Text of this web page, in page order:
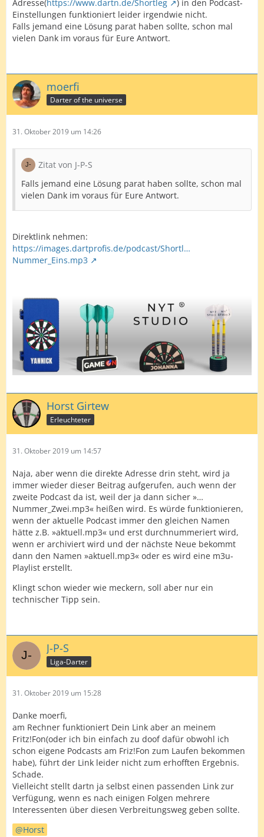
Adresse(https://www.dartn.de/Shortleg
) in den Podcast-
Einstellungen funktioniert leider irgendwie nicht.
Falls jemand eine Lösung parat haben sollte, schon mal
vielen Dank im voraus für Eure Antwort.
moerfi
Darter of the universe
31. Oktober 2019 um 14:26
Zitat von J-P-S
Falls jemand eine Lösung parat haben sollte, schon mal
vielen Dank im voraus für Eure Antwort.
Direktlink nehmen:
https://images.dartprofis.de/podcast/Shortl…
Nummer_Eins.mp3
Horst Girtew
Erleuchteter
31. Oktober 2019 um 14:57
Naja, aber wenn die direkte Adresse drin steht, wird ja
immer wieder dieser Beitrag aufgerufen, auch wenn der
zweite Podcast da ist, weil der ja dann sicher »…
Nummer_Zwei.mp3« heißen wird. Es würde funktionieren,
wenn der aktuelle Podcast immer den gleichen Namen
hätte z.B. »aktuell.mp3« und erst durchnummeriert wird,
wenn er archiviert wird und der nächste Neue bekommt
dann den Namen »aktuell.mp3« oder es wird eine m3u-
Playlist erstellt.
Klingt schon wieder wie meckern, soll aber nur ein
technischer Tipp sein.
J-P-S
Liga-Darter
31. Oktober 2019 um 15:28
Danke moerfi,
am Rechner funktioniert Dein Link aber an meinem
Fritz!Fon(oder ich bin einfach zu doof dafür obwohl ich
schon eigene Podcasts am Friz!Fon zum Laufen bekommen
habe), führt der Link leider nicht zum erhofften Ergebnis.
Schade.
Vielleicht stellt dartn ja selbst einen passenden Link zur
Verfügung, wenn es nach einigen Folgen mehrere
Interessenten über diesen Verbreitungsweg geben sollte.
Horst